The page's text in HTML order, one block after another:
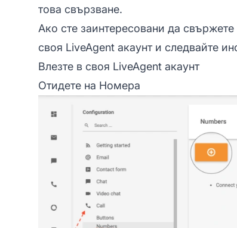
това свързване.
Ако сте заинтересовани да
своя LiveAgent акаунт и следвайте
Влезте в своя LiveAgent акаунт
Отидете на Номера